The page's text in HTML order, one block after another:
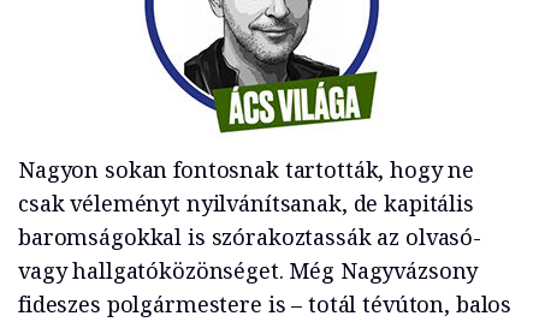
Nagyon sokan fontosnak tartották, hogy ne
csak véleményt nyilvánítsanak, de kapitális
baromságokkal is szórakoztassák az olvasó-
vagy hallgatóközönséget. Még Nagyvázsony
fideszes polgármestere is – totál tévúton, balos